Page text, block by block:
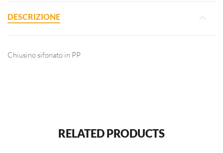
DESCRIZIONE
Chiusino sifonato in PP
RELATED PRODUCTS